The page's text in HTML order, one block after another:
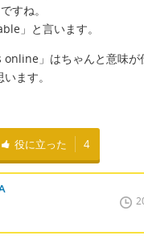
すね。
」と言います。
」はちゃんと意味が
ます。
役に立った 4